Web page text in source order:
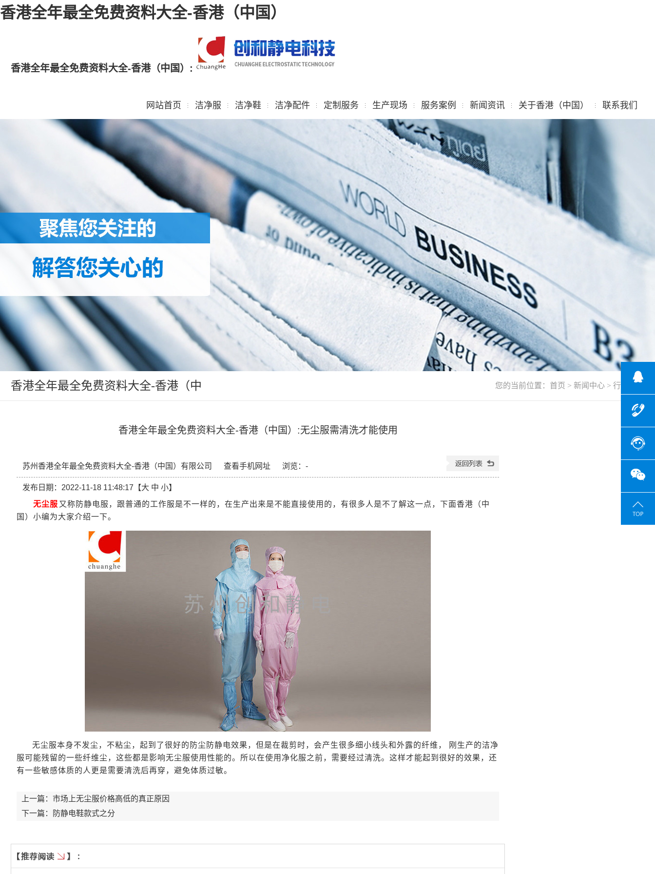
香港全年最全免费资料大全-香港（中国）
香港全年最全免费资料大全-香港（中国）:
网站首页 洁净服 洁净鞋 洁净配件 定制服务 生产现场 服务案例 新闻资讯 关于香港（中国） 联系我们
香港全年最全免费资料大全-香港（中 您的当前位置： 首页 > 新闻中心 > 行业资讯
香港全年最全免费资料大全-香港（中国）:无尘服需清洗才能使用
苏州香港全年最全免费资料大全-香港（中国）有限公司 查看手机网址 浏览： -
发布日期：2022-11-18 11:48:17【大 中 小】
无尘服 又称防静电服，跟普通的工作服是不一样的，在生产出来是不能直接使用的，有很多人是不了解这一点，下面香港（中
国）小编为大家介绍一下。
无尘服本身不发尘，不粘尘，起到了很好的防尘防静电效果，但是在裁剪时，会产生很多细小线头和外露的纤维， 刚生产的洁净
服可能残留的一些纤维尘，这些都是影响无尘服使用性能的。所以在使用净化服之前，需要经过清洗。这样才能起到很好的效果，还
有一些敏感体质的人更是需要清洗后再穿，避免体质过敏。
上一篇： 市场上无尘服价格高低的真正原因
下一篇：
防静电鞋款式之分